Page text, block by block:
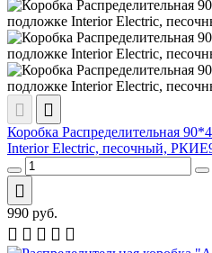
Коробка Распределительная
Interior Electric, песочный,
990 руб.